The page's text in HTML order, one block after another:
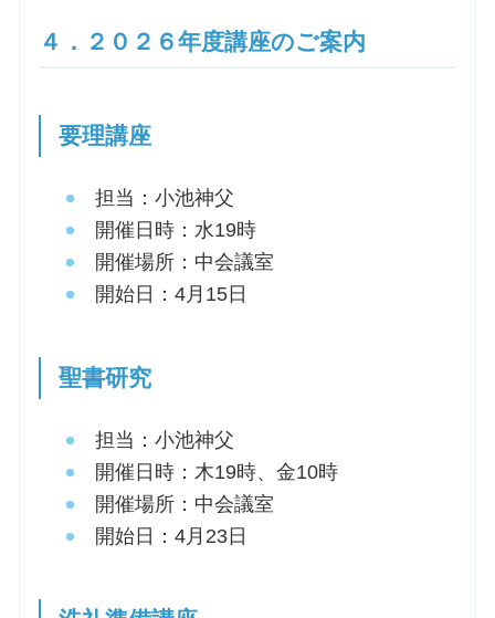
４．２０２６年度講座のご案内
要理講座
担当：小池神父
開催日時：水19時
開催場所：中会議室
開始日：4月15日
聖書研究
担当：小池神父
開催日時：木19時、金10時
開催場所：中会議室
開始日：4月23日